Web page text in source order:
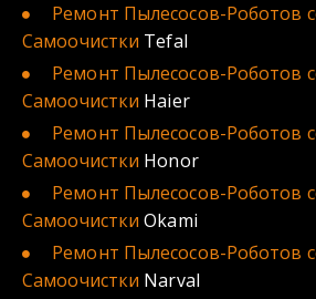
Ремонт Пылесосов-Роботов
Самоочистки Tefal
Ремонт Пылесосов-Роботов
Самоочистки Haier
Ремонт Пылесосов-Роботов
Самоочистки Honor
Ремонт Пылесосов-Роботов
Самоочистки Okami
Ремонт Пылесосов-Роботов
Самоочистки Narval